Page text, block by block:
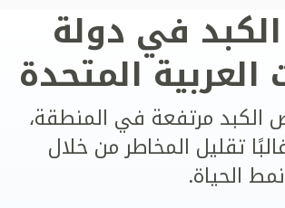
في دولة
العربية المتحدة
الكبد مرتفعة في المنطقة،
تقليل المخاطر من خلال
الحياة.